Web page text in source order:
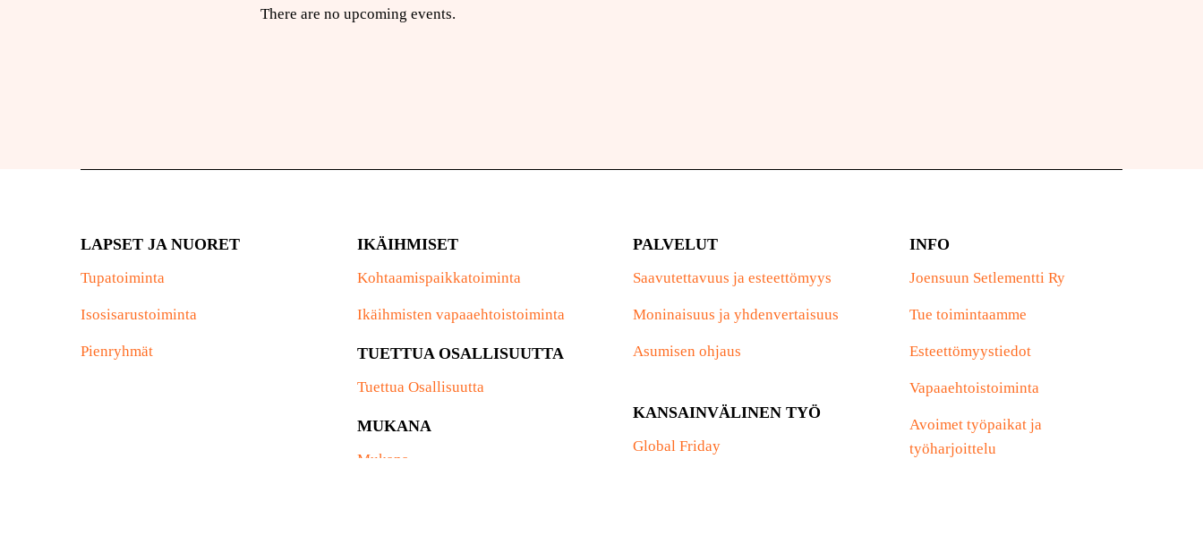
There are no upcoming events.
LAPSET JA NUORET
Tupatoiminta
Isosisarustoiminta
Pienryhmät
IKÄIHMISET
Kohtaamispaikkatoiminta
Ikäihmisten vapaaehtoistoiminta
TUETTUA OSALLISUUTTA
Tuettua Osallisuutta
MUKANA
Mukana
PALVELUT
Saavutettavuus ja esteettömyys
Moninaisuus ja yhdenvertaisuus
Asumisen ohjaus
KANSAINVÄLINEN TYÖ
Global Friday
INFO
Joensuun Setlementti Ry
Tue toimintaamme
Esteettömyystiedot
Vapaaehtoistoiminta
Avoimet työpaikat ja
työharjoittelu